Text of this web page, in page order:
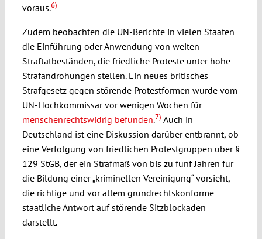
voraus.6)
Zudem beobachten die UN-Berichte in vielen Staaten
die Einführung oder Anwendung von weiten
Straftatbeständen, die friedliche Proteste unter hohe
Strafandrohungen stellen. Ein neues britisches
Strafgesetz gegen störende Protestformen wurde vom
UN-Hochkommissar vor wenigen Wochen für
menschenrechtswidrig befunden.7) Auch in
Deutschland ist eine Diskussion darüber entbrannt, ob
eine Verfolgung von friedlichen Protestgruppen über §
129 StGB, der ein Strafmaß von bis zu fünf Jahren für
die Bildung einer „kriminellen Vereinigung“ vorsieht,
die richtige und vor allem grundrechtskonforme
staatliche Antwort auf störende Sitzblockaden
darstellt.